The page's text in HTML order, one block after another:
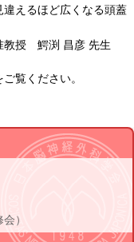
えるほど広くなる頭蓋
授 鰐渕 昌彦 先生
ご覧ください。
）